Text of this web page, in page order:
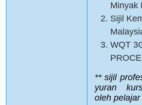
Minyak
Sijil
WQT
** sijil
yuran
oleh pelajar